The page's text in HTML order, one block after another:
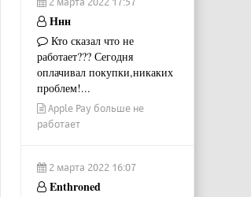
Ннн
Кто сказал что не
работает??? Сегодня
оплачивал покупки,никаких
проблем!...
Apple Pay больше не
работает
2 марта 2022 16:07
Enthroned